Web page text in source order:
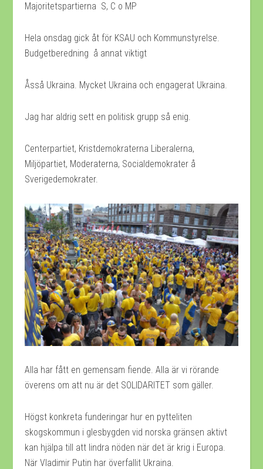
Majoritetspartierna S, C o MP
Hela onsdag gick åt för KSAU och Kommunstyrelse.
Budgetberedning å annat viktigt
Åsså Ukraina. Mycket Ukraina och engagerat Ukraina.
Jag har aldrig sett en politisk grupp så enig.
Centerpartiet, Kristdemokraterna Liberalerna,
Miljöpartiet, Moderaterna, Socialdemokrater å
Sverigedemokrater.
Alla har fått en gemensam fiende. Alla är vi rörande
överens om att nu är det SOLIDARITET som gäller.
Högst konkreta funderingar hur en pytteliten
skogskommun i glesbygden vid norska gränsen aktivt
kan hjälpa till att lindra nöden när det är krig i Europa.
När Vladimir Putin har överfallit Ukraina.